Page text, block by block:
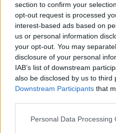
section to confirm your
opt-out request is processed
interest-based ads based on
us or personal information
your opt-out. You may
disclosure of your personal
IAB’s list of downstream
also be disclosed by us to third
Downstream Participants that
Please note that this website/
Personal Data Processing